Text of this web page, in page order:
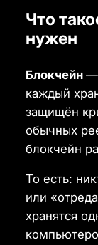
Что
нужен
Блокчейн —
каждый
защищён
обычных
блокчейн
То есть:
или
хранятся